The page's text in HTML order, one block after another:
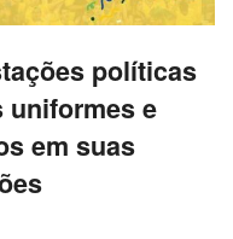
políticas
e
em suas